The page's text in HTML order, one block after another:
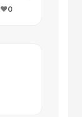
❤️0